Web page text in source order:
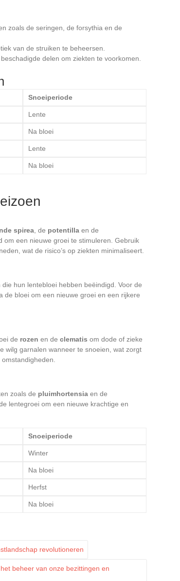
zoals de seringen, de forsythia en de
van de struiken te beheersen.
delen om ziekten te voorkomen.
Snoeiperiode
Lente
Na bloei
Lente
Na bloei
spirea , de potentilla en de
om een nieuwe groei te stimuleren. Gebruik
wat de risico’s op ziekten minimaliseert.
hun lentebloei hebben beëindigd. Voor de
de bloei om een nieuwe groei en een rijkere
de rozen en de clematis om dode of zieke
wilg garnalen wanneer te snoeien, wat zorgt
zoals de pluimhortensia en de
lentegroei om een nieuwe krachtige en
Snoeiperiode
Winter
Na bloei
Herfst
Na bloei
revolutioneren
beheer van onze bezittingen en